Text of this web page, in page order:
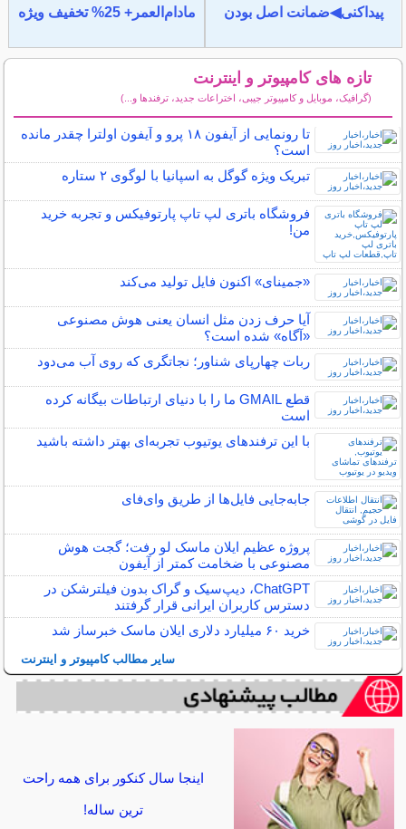
پیداکنی◀ضمانت اصل بودن مادام‌العمر+ 25% تخفیف ویژه
تازه های کامپیوتر و اینترنت
(گرافیک، موبایل و کامپیوتر جیبی، اختراعات جدید، ترفندها و...)
تا رونمایی از آیفون ۱۸ پرو و آیفون اولترا چقدر مانده
است؟
تبریک ویژه گوگل به اسپانیا با لوگوی ۲ ستاره
فروشگاه باتری لپ تاپ پارتوفیکس و تجربه خرید
من!
«جمینای» اکنون فایل تولید می‌کند
آیا حرف زدن مثل انسان یعنی هوش مصنوعی
«آگاه» شده است؟
ربات چهارپای شناور؛ نجاتگری که روی آب می‌دود
قطع GMAIL ما را با دنیای ارتباطات بیگانه کرده
است
با این ترفندهای یوتیوب تجربه‌ای بهتر داشته باشید
جابه‌جایی فایل‌ها از طریق وای‌فای
پروژه عظیم ایلان ماسک لو رفت؛ گجت هوش
مصنوعی با ضخامت کمتر از آیفون
ChatGPT، دیپ‌سیک و گراک بدون فیلترشکن در
دسترس کاربران ایرانی قرار گرفتند
خرید ۶۰ میلیارد دلاری ایلان ماسک خبرساز شد
سایر مطالب کامپیوتر و اینترنت
اینجا سال کنکور برای همه راحت
ترین ساله!